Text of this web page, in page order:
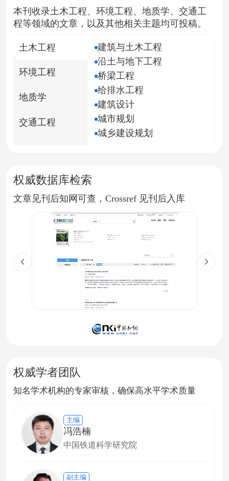
本刊收录土木工程、环境工程、地质学、交通工
程等领域的文章，以及其他相关主题均可投稿。
土木工程
环境工程
地质学
交通工程
建筑与土木工程
沿土与地下工程
桥梁工程
给排水工程
建筑设计
城市规划
城乡建设规划
权威数据库检索
文章见刊后知网可查，Crossref 见刊后入库
权威学者团队
知名学术机构的专家审核，确保高水平学术质量
主编
冯浩楠
中国铁道科学研究院
副主编